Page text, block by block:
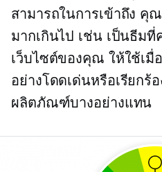
สามารถในการเข้าถึง คุ
มากเกินไป เช่น เป็นธีม
เว็บไซต์ของคุณ ให้ใช้เมื่
อย่างโดดเด่นหรือเรียกร้
ผลิตภัณฑ์บางอย่างแทน